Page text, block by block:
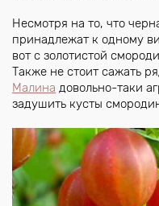
Несмотря на то, что
принадлежат к одному
вот с золотистой
Также не стоит сажать
Малина довольно-таки
задушить кусты